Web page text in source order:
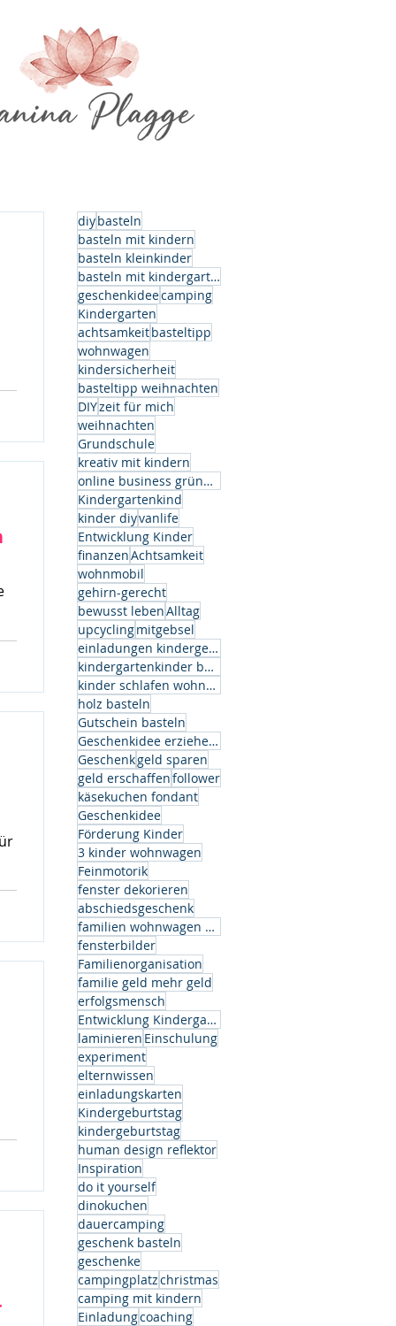
diybasteln
basteln mit kindern
basteln kleinkinder
basteln mit kindergartenkindern
geschenkideecamping
Kindergarten
achtsamkeitbasteltipp
wohnwagen
kindersicherheit
basteltipp weihnachten
DIYzeit für mich
weihnachten
Grundschule
kreativ mit kindern
online business gründen
Kindergartenkind
kinder diyvanlife
Entwicklung Kinder
finanzenAchtsamkeit
wohnmobil
gehirn-gerecht
bewusst lebenAlltag
upcyclingmitgebsel
einladungen kindergeburtstag
kindergartenkinder basteln
kinder schlafen wohnwagen
holz basteln
Gutschein basteln
Geschenkidee erzieherin
Geschenkgeld sparen
geld erschaffenfollower
käsekuchen fondant
Geschenkidee
Förderung Kinder
3 kinder wohnwagen
Feinmotorik
fenster dekorieren
abschiedsgeschenk
familien wohnwagen modell
fensterbilder
Familienorganisation
familie geld mehr geld
erfolgsmensch
Entwicklung Kindergarten
laminieren Einschulung
experiment
elternwissen
einladungskarten
Kindergeburtstag
kindergeburtstag
human design reflektor
Inspiration
do it yourself
dinokuchen
dauercamping
geschenk basteln
geschenke
campingplatzchristmas
camping mit kindern
Einladungcoaching